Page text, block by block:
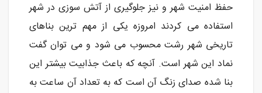
حفظ امنیت شهر و نیز جلوگیری از آتش سوزی در شهر
استفاده می کردند امروزه یکی از مهم ترین بناهای
تاریخی شهر رشت محسوب می شود و می توان گفت
نماد این شهر است. آنچه که باعث جذابیت بیشتر این
بنا شده صدای زنگ آن است که به تعداد آن ساعت به